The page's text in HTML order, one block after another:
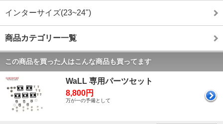
インターサイズ(23~24")
商品カテゴリー一覧
この商品を買った人はこんな商品も買ってます
WaLL 専用パーツセット
8,800円
万が一の予備として